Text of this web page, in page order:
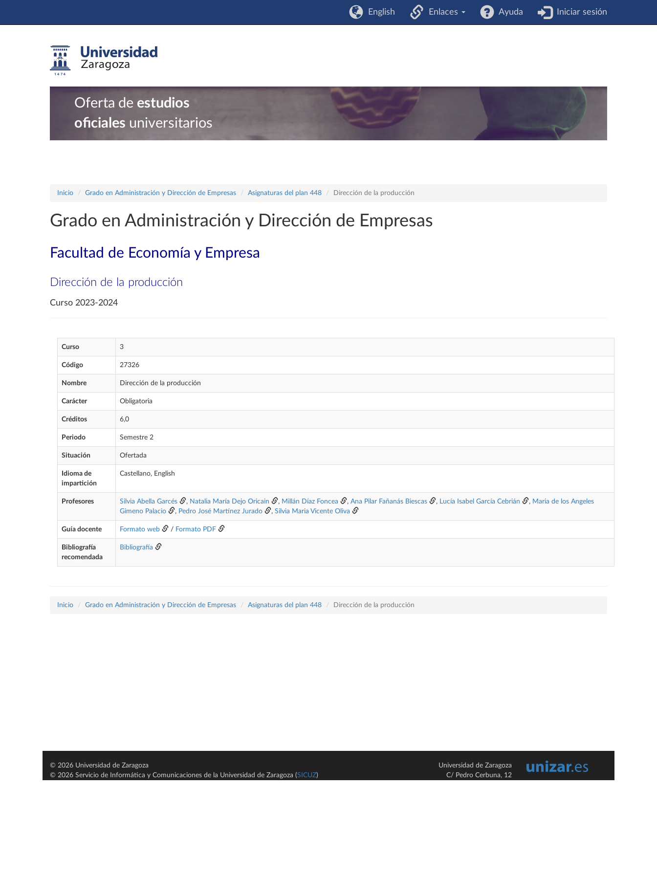
English Enlaces Ayuda Iniciar sesión
Oferta de estudios
oficiales universitarios
Inicio Grado en Administración y Dirección de Empresas Asignaturas del plan 448 Dirección de la producción
Grado en Administración y Dirección de Empresas
Facultad de Economía y Empresa
Dirección de la producción
Curso 2023-2024
Curso 3
Código 27326
Nombre Dirección de la producción
Carácter Obligatoria
Créditos 6,0
Periodo Semestre 2
Situación Ofertada
Idioma de
impartición
Castellano, English
Profesores Silvia Abella Garcés , Natalia María Dejo Oricain , Millán Díaz Foncea , Ana Pilar Fañanás Biescas , Lucía Isabel García Cebrián , Maria de los Angeles
Gimeno Palacio
, Pedro José Martínez Jurado , Silvia Maria Vicente Oliva
Guía docente Formato web / Formato PDF
Bibliografía
recomendada
Bibliografía
Inicio Grado en Administración y Dirección de Empresas Asignaturas del plan 448 Dirección de la producción
© 2026 Universidad de Zaragoza
© 2026 Servicio de Informática y Comunicaciones de la Universidad de Zaragoza (SICUZ)
Universidad de Zaragoza
C/ Pedro Cerbuna, 12